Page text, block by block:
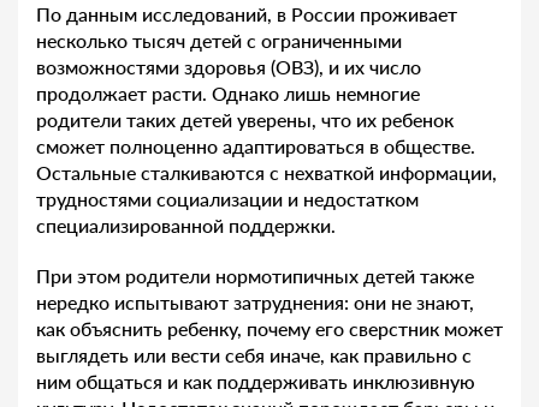
По данным исследований, в России проживает
несколько тысяч детей с ограниченными
возможностями здоровья (ОВЗ), и их число
продолжает расти. Однако лишь немногие
родители таких детей уверены, что их ребенок
сможет полноценно адаптироваться в обществе.
Остальные сталкиваются с нехваткой информации,
трудностями социализации и недостатком
специализированной поддержки.
При этом родители нормотипичных детей также
нередко испытывают затруднения: они не знают,
как объяснить ребенку, почему его сверстник может
выглядеть или вести себя иначе, как правильно с
ним общаться и как поддерживать инклюзивную